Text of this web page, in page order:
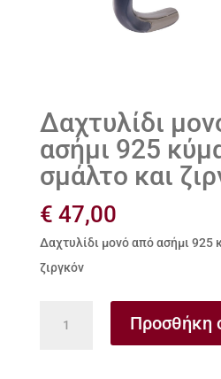
Δαχτυλίδι
ασήμι 925
σμάλτο και
€ 47,00
Δαχτυλίδι μονό από ασήμι 925
ζιργκόν
Προσθήκη